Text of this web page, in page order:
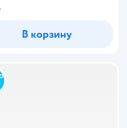
В корзину